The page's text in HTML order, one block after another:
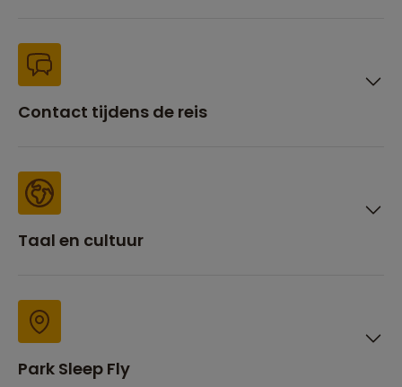
Contact tijdens de reis
Taal en cultuur
Park Sleep Fly